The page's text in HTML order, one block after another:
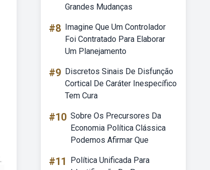
Grandes Mudanças
#8 Imagine Que Um Controlador
Foi Contratado Para Elaborar
Um Planejamento
#9 Discretos Sinais De Disfunção
Cortical De Caráter Inespecífico
Tem Cura
#10 Sobre Os Precursores Da
Economia Política Clássica
Podemos Afirmar Que
#11
Política Unificada Para